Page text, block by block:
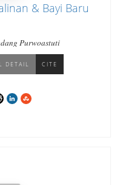
& Bayi Baru
Purwoastuti
DETAIL CITE